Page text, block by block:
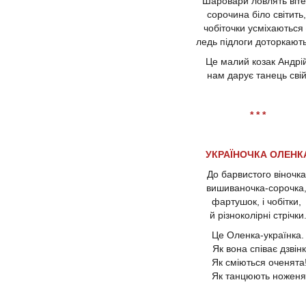
сорочина біло світить,
чобіточки усміхаються
ледь підлоги
Це малий козак
нам дарує танець
* * *
УКРАЇНОЧКА
До барвистого віночка
вишиваночка-сорочка,
фартушок, і чобітки,
й різноколірні стрічки.
Це Оленка-українка.
Як вона співає
Як сміються оченята!
Як танцюють